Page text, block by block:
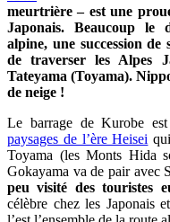
meurtrière – est une
Japonais. Beaucoup le
alpine, une succession
de traverser les Alpes
Tateyama (Toyama).
de neige !
Le barrage de Kurobe
paysages de l’ère Heisei
Toyama (les Monts Hida
Gokayama va de pair avec
peu visité des touristes
célèbre chez les Japonais